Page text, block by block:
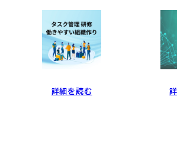
詳細を読む